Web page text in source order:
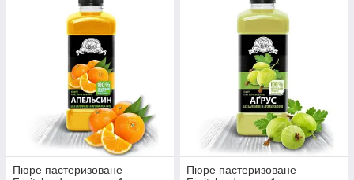
Пюре пастеризоване
Пюре пастеризоване